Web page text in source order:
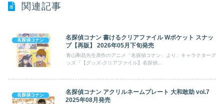
関連記事
名探偵コナン
名探偵コナン 書けるクリアファイル Wポケット スナッ
プ【再販】 2026年05月下旬発売
青山剛昌先生原作のアニメ「名探偵コナン」より、キャラクターグ
ッズ『【グッズ-クリアファイル】名探偵...
名探偵コナン
名探偵コナン アクリルネームプレート 大和敢助 vol.7
2025年08月発売